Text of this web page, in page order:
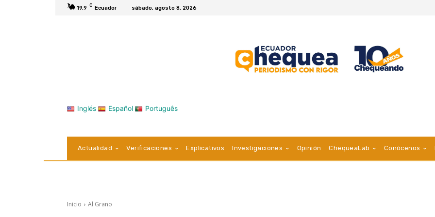
19.9 C Ecuador sábado, agosto 8, 2026
Inglés Español Português
Actualidad Verificaciones Explicativos Investigaciones Opinión ChequeaLab Conócenos
Inicio Al Grano